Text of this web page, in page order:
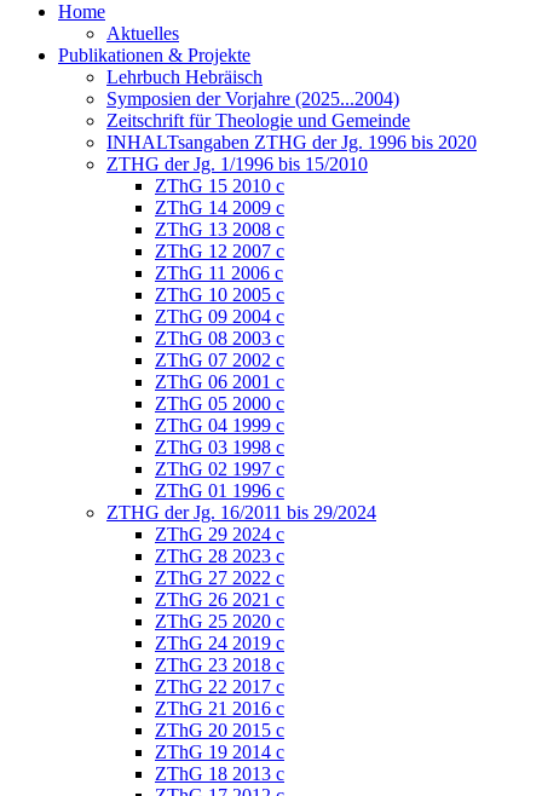
Home
Aktuelles
Publikationen & Projekte
Lehrbuch Hebräisch
Symposien der Vorjahre (2025...2004)
Zeitschrift für Theologie und Gemeinde
INHALTsangaben ZTHG der Jg. 1996 bis 2020
ZTHG der Jg. 1/1996 bis 15/2010
ZThG 15 2010 c
ZThG 14 2009 c
ZThG 13 2008 c
ZThG 12 2007 c
ZThG 11 2006 c
ZThG 10 2005 c
ZThG 09 2004 c
ZThG 08 2003 c
ZThG 07 2002 c
ZThG 06 2001 c
ZThG 05 2000 c
ZThG 04 1999 c
ZThG 03 1998 c
ZThG 02 1997 c
ZThG 01 1996 c
ZTHG der Jg. 16/2011 bis 29/2024
ZThG 29 2024 c
ZThG 28 2023 c
ZThG 27 2022 c
ZThG 26 2021 c
ZThG 25 2020 c
ZThG 24 2019 c
ZThG 23 2018 c
ZThG 22 2017 c
ZThG 21 2016 c
ZThG 20 2015 c
ZThG 19 2014 c
ZThG 18 2013 c